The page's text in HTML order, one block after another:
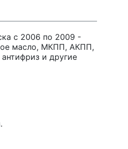
с 2006 по 2009 -
масло, МКПП, АКПП,
и другие